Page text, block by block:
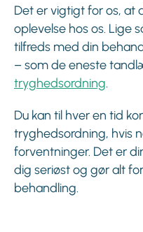
Det er vigtigt for os, at
oplevelse hos os. Lige
tilfreds med din
– som de eneste
tryghedsordning.
Du kan til hver en tid
tryghedsordning, hvis
forventninger. Det er
dig seriøst og gør alt
behandling.